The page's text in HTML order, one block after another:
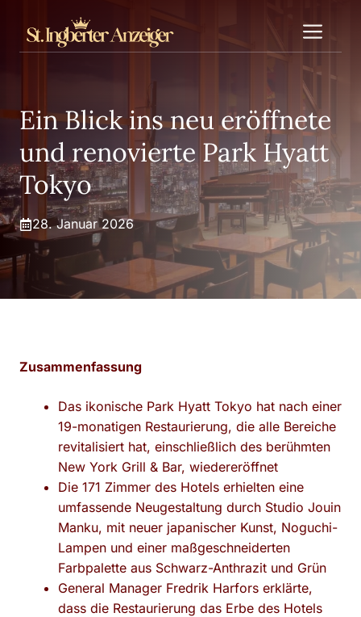
Inhalt
springen
Ein Blick ins neu eröffnete
und renovierte Park Hyatt
Tokyo
28. Januar 2026
Zusammenfassung
Das ikonische Park Hyatt Tokyo hat nach einer
19-monatigen Restaurierung, die alle Bereiche
revitalisiert hat, einschließlich des berühmten
New York Grill & Bar, wiedereröffnet
Die 171 Zimmer des Hotels erhielten eine
umfassende Neugestaltung durch Studio Jouin
Manku, mit neuer japanischer Kunst, Noguchi-
Lampen und einer maßgeschneiderten
Farbpalette aus Schwarz-Anthrazit und Grün
General Manager Fredrik Harfors erklärte,
dass die Restaurierung das Erbe des Hotels